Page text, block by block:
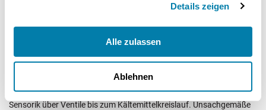
Details zeigen
Alle zulassen
Ablehnen
wie den F733-Fehler frühzeitig zu vermeiden.
Wie kann man den Fehler beheben?
, den Fehler selbst zu beheben.
Der F733 betrifft häufigkomplexe Systemkomponenten– von
Sensorik über Ventile bis zum Kältemittelkreislauf. Unsachgemäße